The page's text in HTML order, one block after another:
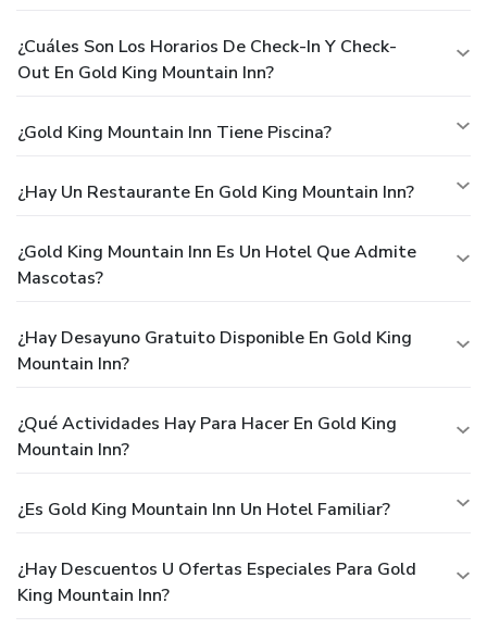
¿Cuáles Son Los Horarios De Check-In Y Check-
Out En Gold King Mountain Inn?
¿Gold King Mountain Inn Tiene Piscina?
¿Hay Un Restaurante En Gold King Mountain Inn?
¿Gold King Mountain Inn Es Un Hotel Que Admite
Mascotas?
¿Hay Desayuno Gratuito Disponible En Gold King
Mountain Inn?
¿Qué Actividades Hay Para Hacer En Gold King
Mountain Inn?
¿Es Gold King Mountain Inn Un Hotel Familiar?
¿Hay Descuentos U Ofertas Especiales Para Gold
King Mountain Inn?